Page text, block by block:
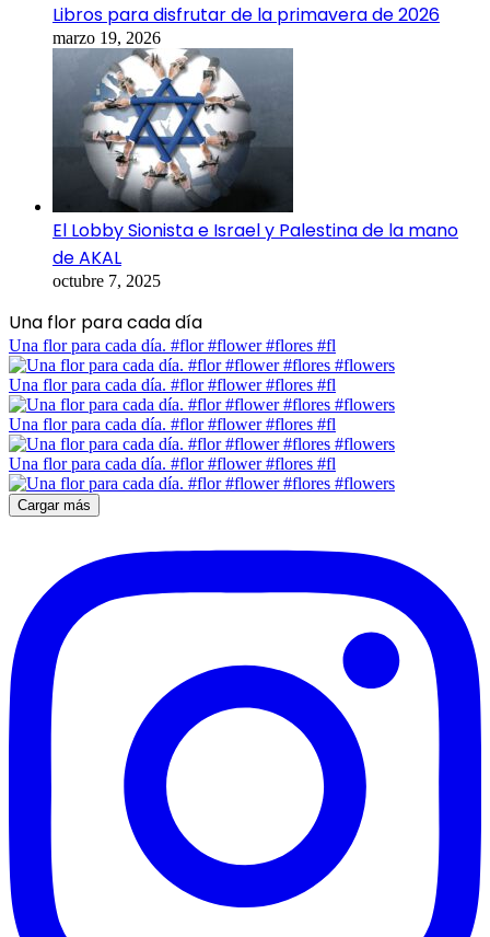
Libros para disfrutar de la primavera de 2026
marzo 19, 2026
El Lobby Sionista e Israel y Palestina de la mano
de AKAL
octubre 7, 2025
Una flor para cada día
Una flor para cada día. #flor #flower #flores #fl
Una flor para cada día. #flor #flower #flores #fl
Una flor para cada día. #flor #flower #flores #fl
Una flor para cada día. #flor #flower #flores #fl
Cargar más